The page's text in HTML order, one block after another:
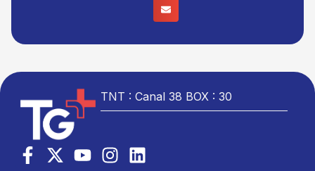
TNT : Canal 38 BOX : 30